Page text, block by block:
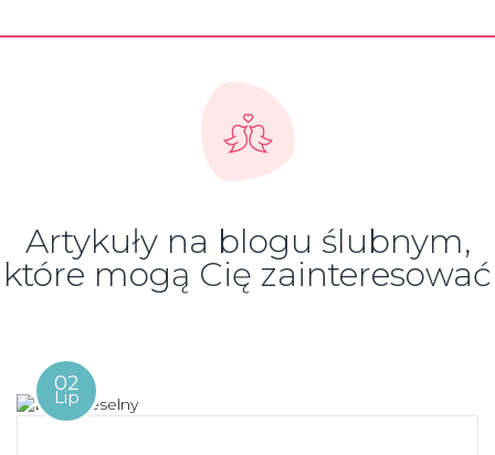
Artykuły na blogu ślubnym,
które mogą Cię zainteresować
02
Lip